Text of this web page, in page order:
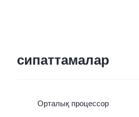
сипаттамалар
Орталық процессор